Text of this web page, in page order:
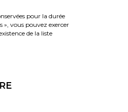
pour la durée
», vous pouvez exercer
de la liste